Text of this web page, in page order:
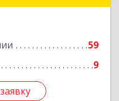
59
9
Подробнее